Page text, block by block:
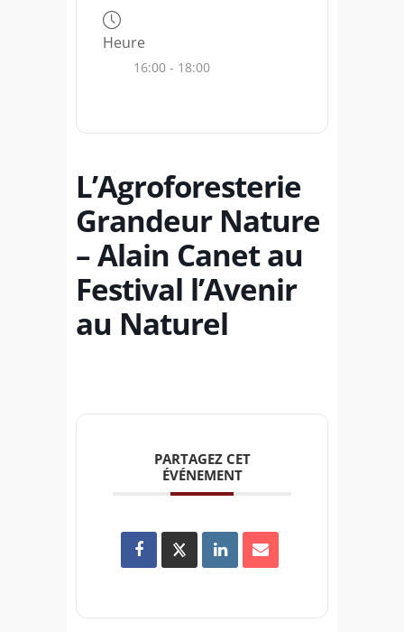
Heure
16:00 - 18:00
L’Agroforesterie
Grandeur Nature
– Alain Canet au
Festival l’Avenir
au Naturel
PARTAGEZ CET
ÉVÉNEMENT